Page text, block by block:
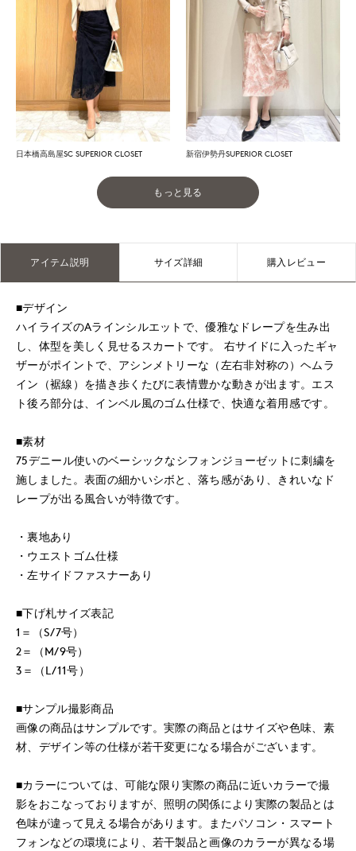
日本橋高島屋SC SUPERIOR CLOSET 新宿伊勢丹SUPERIOR CLOSET
もっと見る
アイテム説明 サイズ詳細 購入レビュー
■デザイン
ハイライズのAラインシルエットで、優雅なドレープを生み出
し、体型を美しく見せるスカートです。 右サイドに入ったギャ
ザーがポイントで、アシンメトリーな（左右非対称の）ヘムラ
イン（裾線）を描き歩くたびに表情豊かな動きが出ます。エス
ト後ろ部分は、インベル風のゴム仕様で、快適な着用感です。
■素材
75デニール使いのベーシックなシフォンジョーゼットに刺繍を
施しました。表面の細かいシボと、落ち感があり、きれいなド
レープが出る風合いが特徴です。
・裏地あり
・ウエストゴム仕様
・左サイドファスナーあり
■下げ札サイズ表記
1＝（S/7号）
2＝（M/9号）
3＝（L/11号）
■サンプル撮影商品
画像の商品はサンプルです。実際の商品とはサイズや色味、素
材、デザイン等の仕様が若干変更になる場合がございます。
■カラーについては、可能な限り実際の商品に近いカラーで撮
影をおこなっておりますが、照明の関係により実際の製品とは
色味が違って見える場合があります。またパソコン・スマート
フォンなどの環境により、若干製品と画像のカラーが異なる場